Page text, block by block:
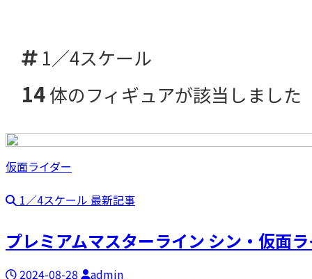
1／4スケール
14体のフィギュアが該当しました
仮面ライダー
1／4スケール 最新記事
プレミアムマスターライン シン・仮面
2024-08-28 admin